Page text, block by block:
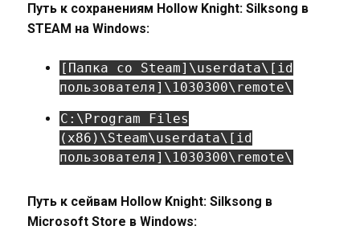
Путь к сохранениям Hollow Knight: Silksong в
STEAM на Windows:
[Папка со Steam]\userdata\[id
пользователя]\1030300\remote\
C:\Program Files
(x86)\Steam\userdata\[id
пользователя]\1030300\remote\
Путь к сейвам Hollow Knight: Silksong в
Microsoft Store в Windows: